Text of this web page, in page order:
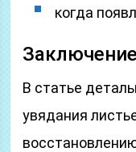
когда
Заключение
В статье
увядания